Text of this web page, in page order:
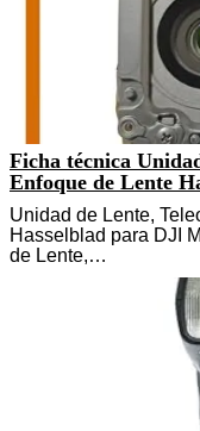
Ficha técnica
Enfoque de Lente
Unidad de Lente,
Hasselblad para DJI
de Lente,…